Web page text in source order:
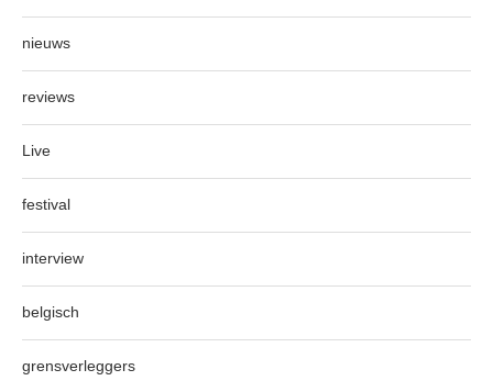
nieuws
reviews
Live
festival
interview
belgisch
grensverleggers